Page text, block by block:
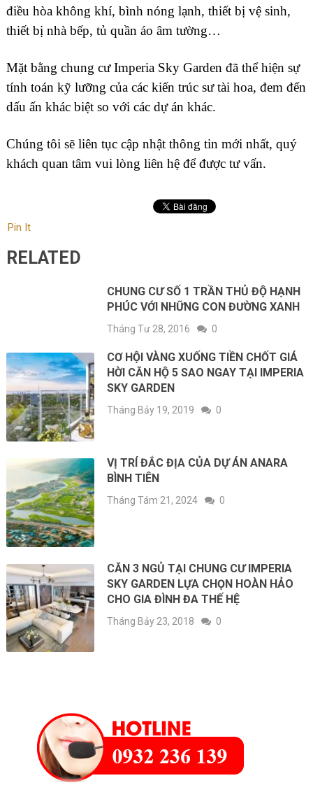
điều hòa không khí, bình nóng lạnh, thiết bị vệ sinh,
thiết bị nhà bếp, tủ quần áo âm tường…
Mặt bằng chung cư Imperia Sky Garden đã thể hiện sự
tính toán kỹ lưỡng của các kiến trúc sư tài hoa, đem đến
dấu ấn khác biệt so với các dự án khác.
Chúng tôi sẽ liên tục cập nhật thông tin mới nhất, quý
khách quan tâm vui lòng liên hệ để được tư vấn.
Pin It
RELATED
CHUNG CƯ SỐ 1 TRẦN THỦ ĐỘ HẠNH
PHÚC VỚI NHỮNG CON ĐƯỜNG XANH
Tháng Tư 28, 2016 0
CƠ HỘI VÀNG XUỐNG TIỀN CHỐT GIÁ
HỜI CĂN HỘ 5 SAO NGAY TẠI IMPERIA
SKY GARDEN
Tháng Bảy 19, 2019 0
VỊ TRÍ ĐẮC ĐỊA CỦA DỰ ÁN ANARA
BÌNH TIÊN
Tháng Tám 21, 2024 0
CĂN 3 NGỦ TẠI CHUNG CƯ IMPERIA
SKY GARDEN LỰA CHỌN HOÀN HẢO
CHO GIA ĐÌNH ĐA THẾ HỆ
Tháng Bảy 23, 2018 0